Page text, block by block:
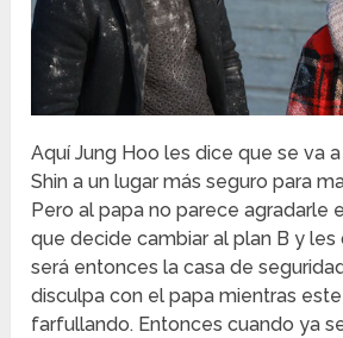
Aquí Jung Hoo les dice que se va
Shin a un lugar más seguro para
Pero al papa no parece agradarle
que decide cambiar al plan B y
será entonces la casa de
disculpa con el papa mientras
farfullando. Entonces cuando ya